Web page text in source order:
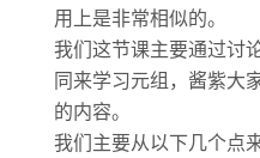
用上是非常相似的。
我们这节课主要通过讨
同来学习元组，酱紫大
的内容。
我们主要从以下几个点